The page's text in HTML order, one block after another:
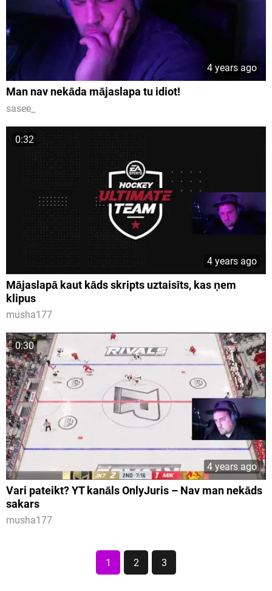
4 years ago
Man nav nekāda mājaslapa tu idiot!
sasee_
0:32
4 years ago
Mājaslapā kaut kāds skripts uztaisīts, kas ņem
klipus
musha177
0:30
4 years ago
Vari pateikt? YT kanāls OnlyJuris – Nav man nekāds
sakars
musha177
1 2 3